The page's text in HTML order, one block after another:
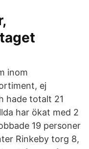
inom
ej
hade totalt 21
har ökat med 2
19 personer
Rinkeby torg 8,